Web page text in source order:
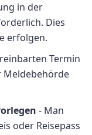
in der
Dies
erfolgen.
Termin
Meldebehörde
- Man
oder Reisepass